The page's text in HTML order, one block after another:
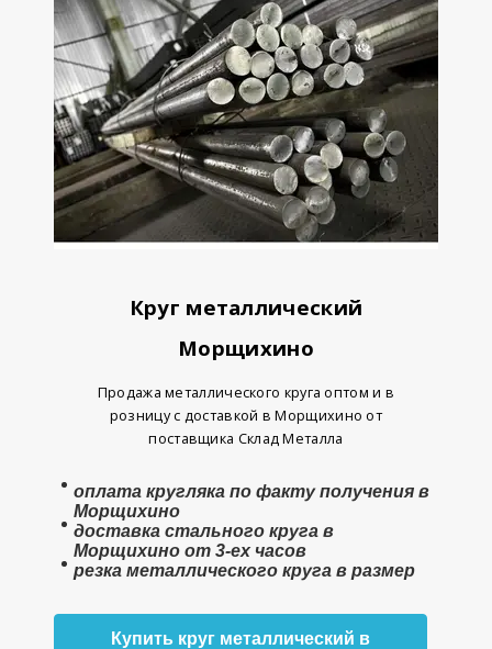
Круг металлический
Морщихино
Продажа металлического круга оптом и в
розницу с доставкой в Морщихино от
поставщика Склад Металла
оплата кругляка по факту получения в
Морщихино
доставка стального круга в
Морщихино от 3-ех часов
резка металлического круга в размер
Купить круг металлический в